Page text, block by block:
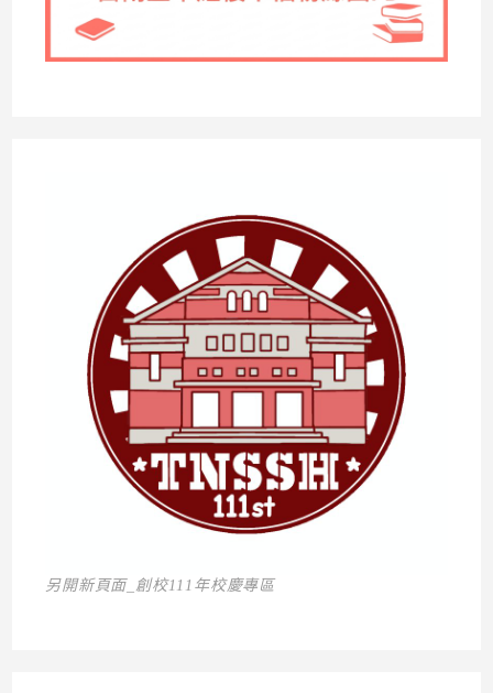
另開新頁面_創校111年校慶專區